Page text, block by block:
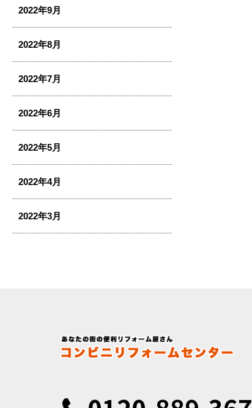
2022年9月
2022年8月
2022年7月
2022年6月
2022年5月
2022年4月
2022年3月